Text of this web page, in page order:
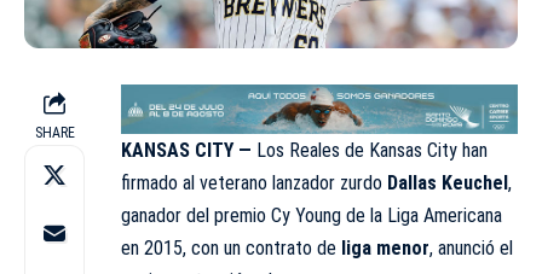
SHARE
KANSAS CITY — Los Reales de Kansas City han
firmado al veterano lanzador zurdo Dallas Keuchel,
ganador del premio Cy Young de la Liga Americana
en 2015, con un contrato de liga menor, anunció el